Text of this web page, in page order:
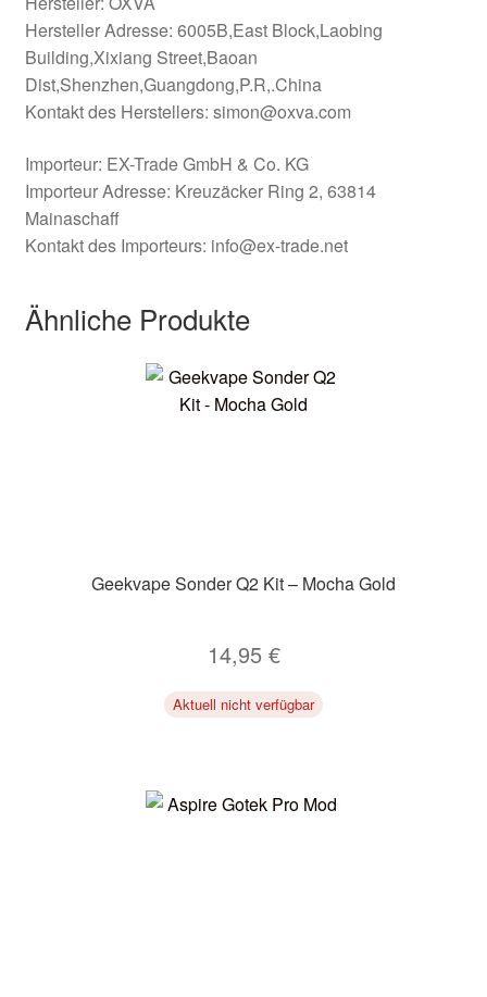
Hersteller Adresse: 6005B,East Block,Laobing
Building,Xixiang Street,Baoan
Dist,Shenzhen,Guangdong,P.R,.China
Kontakt des Herstellers: simon@oxva.com
Importeur: EX-Trade GmbH & Co. KG
Importeur Adresse: Kreuzäcker Ring 2, 63814
Mainaschaff
Kontakt des Importeurs: info@ex-trade.net
Ähnliche Produkte
Geekvape Sonder Q2 Kit – Mocha Gold
14,95 €
Aktuell nicht verfügbar